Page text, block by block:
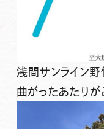
浅間サンライン
曲がったあたりが